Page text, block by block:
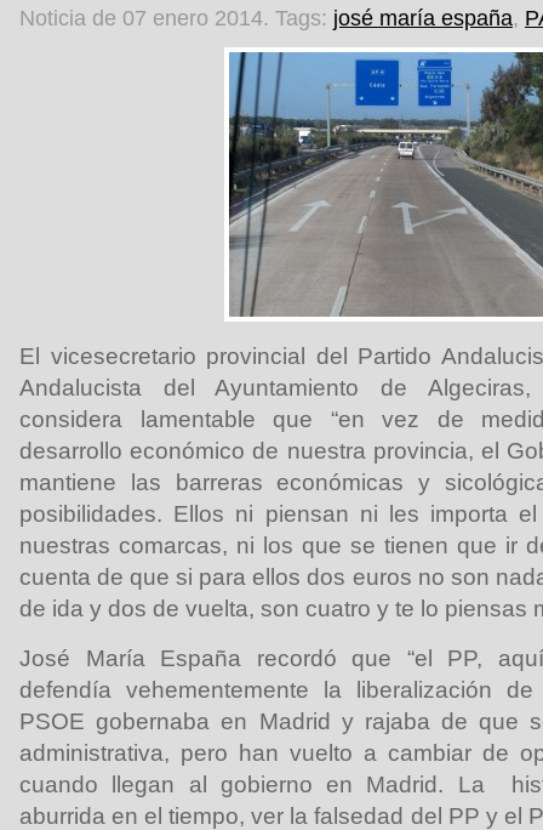
Noticia de 07 enero 2014. Tags: josé maría españa,
El vicesecretario provincial del Partido
Andalucista del Ayuntamiento de
considera lamentable que “en vez de
desarrollo económico de nuestra provincia, el
mantiene las barreras económicas y
posibilidades. Ellos ni piensan ni les importa
nuestras comarcas, ni los que se tienen que ir
cuenta de que si para ellos dos euros no son
de ida y dos de vuelta, son cuatro y te lo piensas
José María España recordó que “el PP,
defendía vehementemente la liberalización
PSOE gobernaba en Madrid y rajaba de que
administrativa, pero han vuelto a cambiar de
cuando llegan al gobierno en Madrid. La
aburrida en el tiempo, ver la falsedad del PP y el